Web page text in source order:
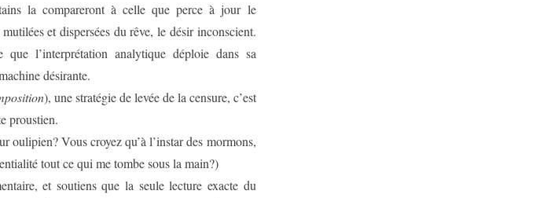
la compareront à celle que perce à jour le
et dispersées du rêve, le désir inconscient.
l’interprétation analytique déploie dans sa
désirante.
), une stratégie de levée de la censure, c’est
proustien.
oulipien? Vous croyez qu’à l’instar des mormons,
tout ce qui me tombe sous la main?)
et soutiens que la seule lecture exacte du